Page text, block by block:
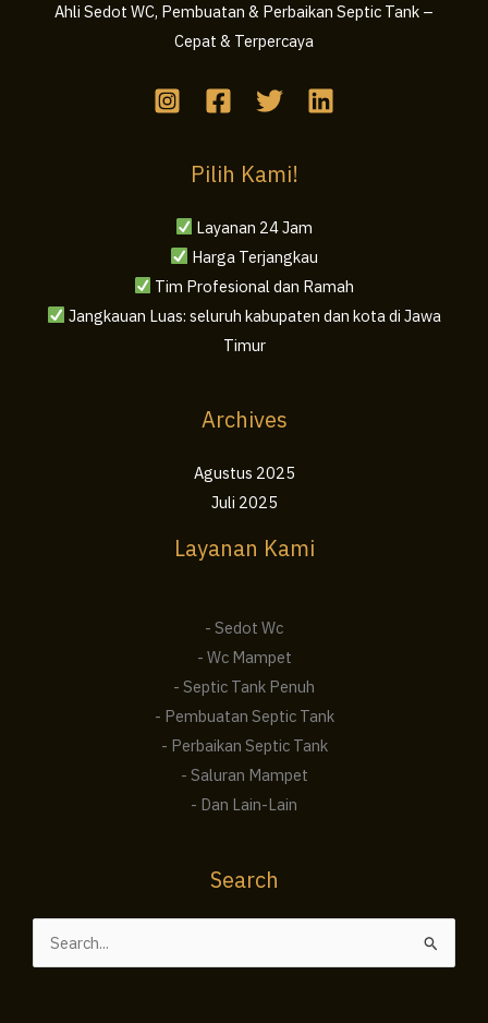
Ahli Sedot WC, Pembuatan & Perbaikan Septic Tank –
Cepat & Terpercaya
Pilih Kami!
Layanan 24 Jam
Harga Terjangkau
Tim Profesional dan Ramah
Jangkauan Luas: seluruh kabupaten dan kota di Jawa
Timur
Archives
Agustus 2025
Juli 2025
Layanan Kami
- Sedot Wc
- Wc Mampet
- Septic Tank Penuh
- Pembuatan Septic Tank
- Perbaikan Septic Tank
- Saluran Mampet
- Dan Lain-Lain
Search
Cari